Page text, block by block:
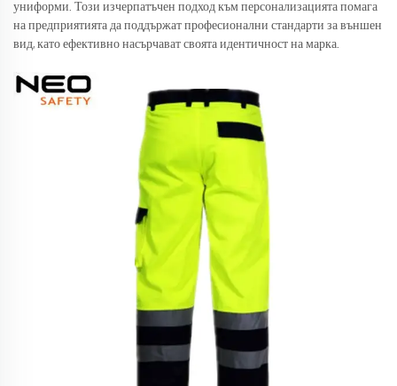
униформи. Този изчерпатъчен подход към персонализацията помага
на предприятията да поддържат професионални стандарти за външен
вид, като ефективно насърчават своята идентичност на марка.